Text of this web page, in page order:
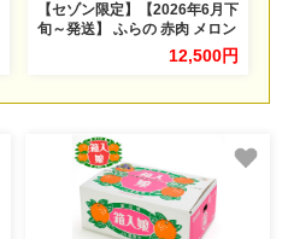
【セゾン限定】【2026年6月下
旬～発送】 ふらの 赤肉 メロン
2玉入 計4kg前後 北海道 富良
野市 (相馬農園) メロン フルー
ト 道産 ジューシー おやつ ふ
12,500円